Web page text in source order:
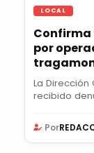
LOCAL
Confirma
por
La Dirección
recibido
Por